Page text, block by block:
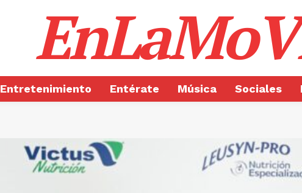
Entretenimiento Entérate Música Sociales